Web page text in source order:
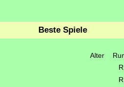
Beste Spiele
Alter